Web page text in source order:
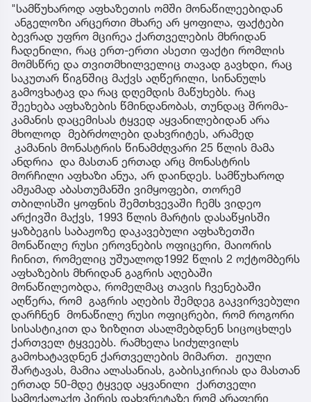
"სამწუხაროდ აფხაზეთის ომში მონაწილეებიდან
ანგელოზი არცერთი მხარე არ ყოფილა, ფაქტები
ბევრად უფრო მცირეა ქართველების მხრიდან
ჩადენილი, რაც ერთ-ერთი ასეთი ფაქტი რომლის
მომსწრე და თვითმხილველიც თავად გავხდი, რაც
საკუთარ წიგნშიც მაქვს აღწერილი, სინანულს
გამოვხატავ და რაც დღემდის მაწუხებს. რაც
შეეხება აფხაზების წმინდანობას, თუნდაც შრომა-
კამანის დაცემისას ტყვედ აყვანილებიდან არა
მხოლოდ მებრძოლები დახვრიტეს, არამედ
კამანის მონასტრის წინამძღვარი 25 წლის მამა
ანდრია და მასთან ერთად არც მონასტრის
მორჩილი აფხაზი ანუა, არ დაინდეს. სამწუხაროდ
ამჟამად აბასთუმანში ვიმყოფები, თორემ
თბილისში ყოფნის შემთხვევაში ჩემს ვიდეო
არქივში მაქვს, 1993 წლის მარტის დასაწყისში
ყაზბეგის საბაჟოზე დაკავებული აფხაზეთში
მონაწილე რუსი ეროვნების ოფიცერი, მაიორის
ჩინით, რომელიც უშუალოდ1992 წლის 2 ოქტომბერს
აფხაზების მხრიდან გაგრის აღებაში
მონაწილეობდა, რომელმაც თავის ჩვენებაში
აღწერა, რომ გაგრის აღების შემდეგ გაკვირვებული
დარჩნენ მონაწილე რუსი ოფიცრები, რომ როგორი
სისასტიკით და ზიზღით ასალმებდნენ სიცოცხლეს
ქართველ ტყვეებს. რამხელა სიძულვილს
გამოხატავდნენ ქართველების მიმართ. ჟიული
შარტავას, მამია ალასანიას, გაბისკირიას და მასთან
ერთად 50-მდე ტყვედ აყვანილი ქართველი
სამოქალაქო პირის დახვრეტაზე რომ არაფერი